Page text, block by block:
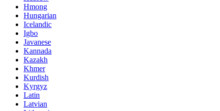
Hmong
Hungarian
Icelandic
Igbo
Javanese
Kannada
Kazakh
Khmer
Kurdish
Kyrgyz
Latin
Latvian